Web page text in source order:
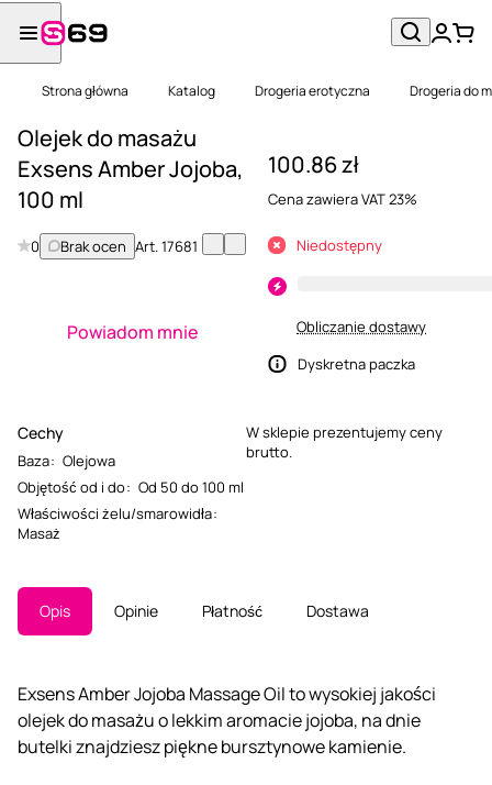
Strona główna Katalog Drogeria erotyczna Drogeria do
Olejek do masażu
Exsens Amber Jojoba,
100 ml
0 Brak ocen Art.17681
Powiadom mnie
Cechy
Baza: Olejowa
Objętość od i do: Od 50 do 100 ml
Właściwości żelu/smarowidła:
Masaż
100.86 zł
Cena zawiera VAT 23%
Niedostępny
Obliczanie dostawy
Dyskretna paczka
W sklepie prezentujemy ceny
brutto.
Opis Opinie Płatność Dostawa
Exsens Amber Jojoba Massage Oil to wysokiej jakości
olejek do masażu o lekkim aromacie jojoba, na dnie
butelki znajdziesz piękne bursztynowe kamienie.